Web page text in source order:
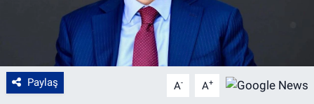
Paylaş A- A+